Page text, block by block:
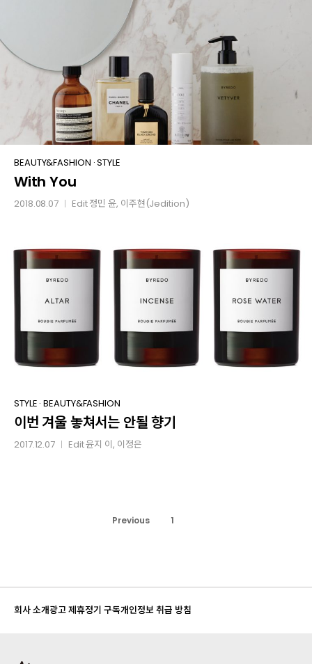
With
You
BEAUTY&FASHION ·STYLE
With You
2018.08.07 Edit정민 윤, 이주현(Jedition)
이번
겨울
놓쳐서는
STYLE ·BEAUTY&FASHION
이번 겨울 놓쳐서는 안될 향기
2017.12.07 Edit윤지 이, 이정은
Previous 1
회사 소개광고 제휴정기 구독개인정보 취급 방침